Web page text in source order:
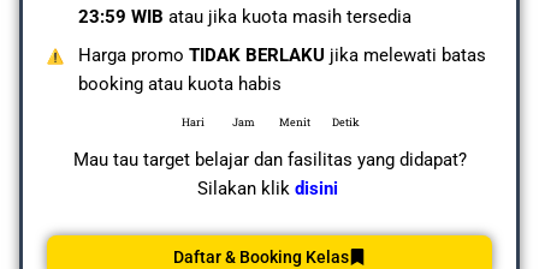
23:59 WIB atau jika kuota masih tersedia
Harga promo TIDAK BERLAKU jika melewati batas
booking atau kuota habis
Hari Jam Menit Detik
Mau tau target belajar dan fasilitas yang didapat?
Silakan klik disini
Daftar & Booking Kelas